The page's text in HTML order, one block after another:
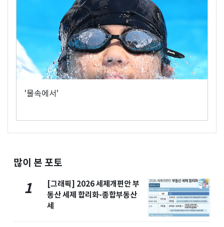
'물속에서'
많이 본 포토
1
[그래픽] 2026 세제개편안 부
동산 세제 합리화-종합부동산
세